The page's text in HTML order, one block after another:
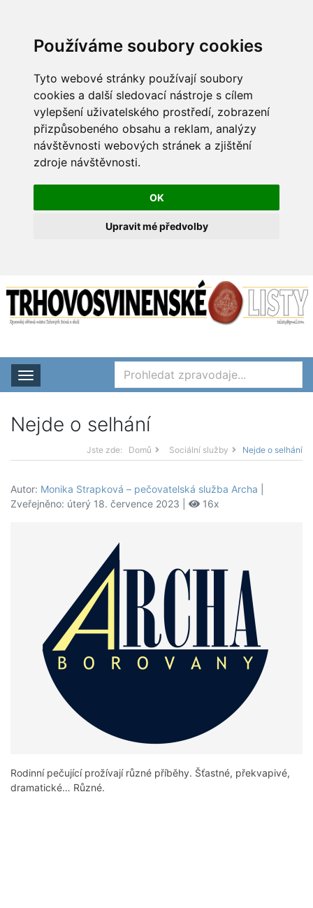
Používáme soubory cookies
Tyto webové stránky používají soubory
cookies a další sledovací nástroje s cílem
vylepšení uživatelského prostředí, zobrazení
přizpůsobeného obsahu a reklam, analýzy
návštěvnosti webových stránek a zjištění
zdroje návštěvnosti.
OK
Upravit mé předvolby
Rozbalit nabídku
Nejde o selhání
Jste zde: Domů Sociální služby Nejde o selhání
Autor: Monika Strapková – pečovatelská služba Archa
Zveřejněno: úterý 18. července 2023 |
16x
Rodinní pečující prožívají různé příběhy. Šťastné, překvapivé,
dramatické… Různé.